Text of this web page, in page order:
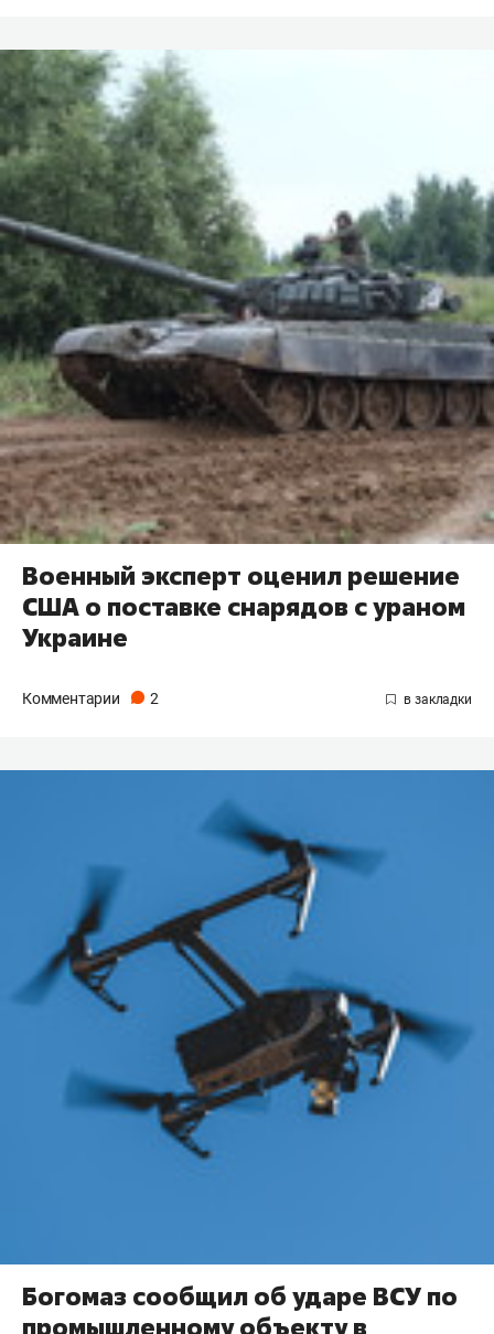
​Военный эксперт оценил решение
США о поставке снарядов с ураном
Украине
Комментарии 2
Богомаз сообщил об ударе ВСУ по